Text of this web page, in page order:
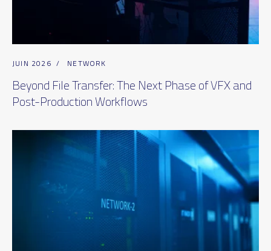
JUIN 2026 / NETWORK
Beyond File Transfer: The Next Phase of VFX and
Post-Production Workflows